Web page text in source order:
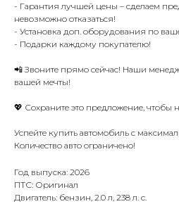
- Гарантия лучшей цены – сделаем
невозможно отказаться!
- Установка доп. оборудования по
- Подарки каждому покупателю!
📲 Звоните прямо сейчас! Наши
вашей мечты!
💖 Сохраните это предложение, чтобы
Успейте купить автомобиль с
Количество авто ограничено!
Год выпуска: 2026
ПТС: Оригинал
Двигатель: бензин, 2.0 л, 238 л. с.